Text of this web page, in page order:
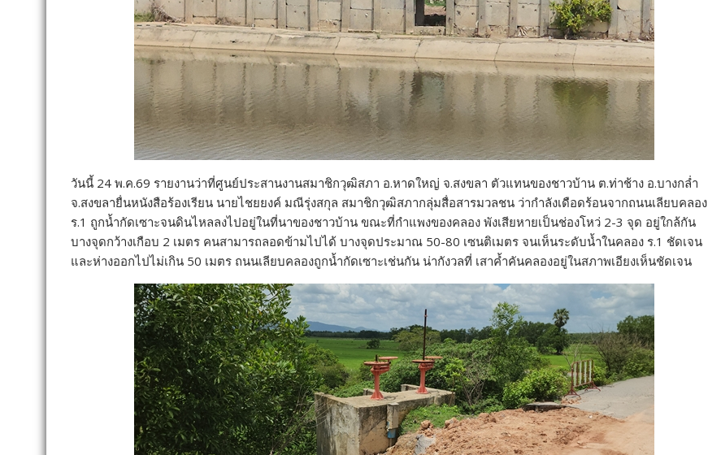
วันนี้ 24 พ.ค.69 รายงานว่าที่ศูนย์ประสานงานสมาชิกวุฒิสภา อ.หาดใหญ่ จ.สงขลา ตัวแทนของชาวบ้าน ต.ท่าช้าง อ.บางกล่ำ
จ.สงขลายื่นหนังสือร้องเรียน นายไชยยงค์ มณีรุ่งสกุล สมาชิกวุฒิสภากลุ่มสื่อสารมวลชน ว่ากำลังเดือดร้อนจากถนนเลียบคลอง
ร.1 ถูกน้ำกัดเซาะจนดินไหลลงไปอยู่ในที่นาของชาวบ้าน ขณะที่กำแพงของคลอง พังเสียหายเป็นช่องโหว่ 2-3 จุด อยู่ใกล้กัน
บางจุดกว้างเกือบ 2 เมตร คนสามารถลอดข้ามไปได้ บางจุดประมาณ 50-80 เซนติเมตร จนเห็นระดับน้ำในคลอง ร.1 ชัดเจน
และห่างออกไปไม่เกิน 50 เมตร ถนนเลียบคลองถูกน้ำกัดเซาะเช่นกัน น่ากังวลที่ เสาค้ำคันคลองอยู่ในสภาพเอียงเห็นชัดเจน